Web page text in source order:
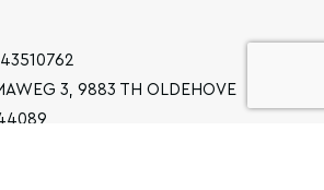
3, 9883 TH OLDEHOVE